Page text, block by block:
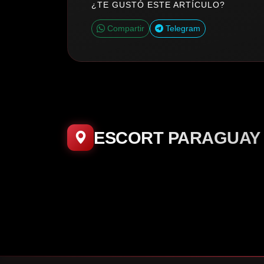
¿TE GUSTÓ ESTE ARTÍCULO?
Compartir Telegram
ESCORT PARAGUAY
LUQUE LUQUE